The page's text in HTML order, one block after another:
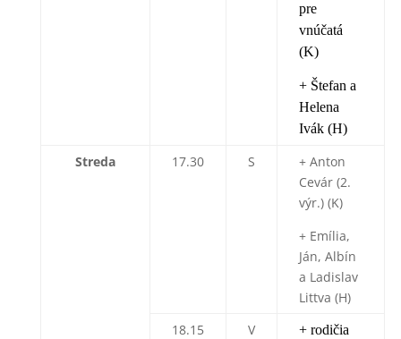
pre
vnúčatá
(K)
+ Štefan a
Helena
Ivák (H)
Streda 17.30 S
+ Anton
Cevár (2.
výr.) (K)
+ Emília,
Ján, Albín
a Ladislav
Littva (H)
18.15
V
+ rodičia